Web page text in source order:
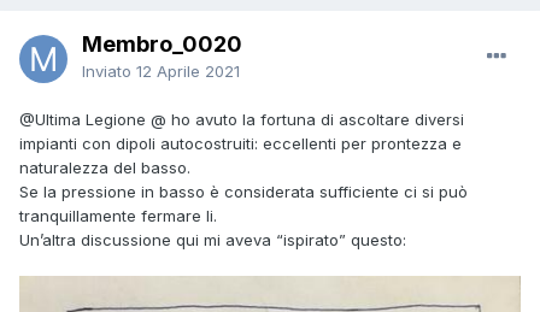
Membro_0020
Inviato 12 Aprile 2021
@Ultima Legione @ ho avuto la fortuna di ascoltare diversi
impianti con dipoli autocostruiti: eccellenti per prontezza e
naturalezza del basso.
Se la pressione in basso è considerata sufficiente ci si può
tranquillamente fermare li.
Un’altra discussione qui mi aveva “ispirato” questo: